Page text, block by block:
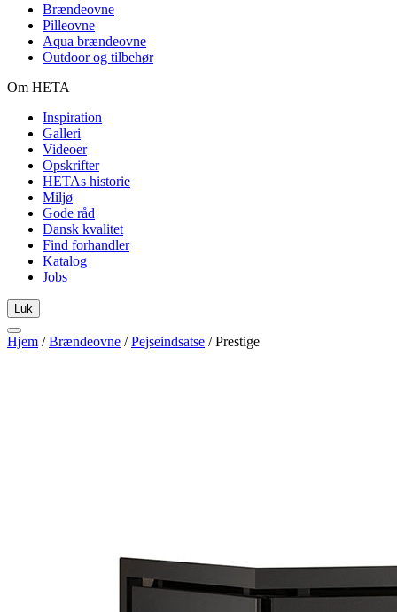
Brændeovne
Pilleovne
Aqua brændeovne
Outdoor og tilbehør
Om HETA
Inspiration
Galleri
Videoer
Opskrifter
HETAs historie
Miljø
Gode råd
Dansk kvalitet
Find forhandler
Katalog
Jobs
Luk
Hjem / Brændeovne / Pejseindsatse / Prestige